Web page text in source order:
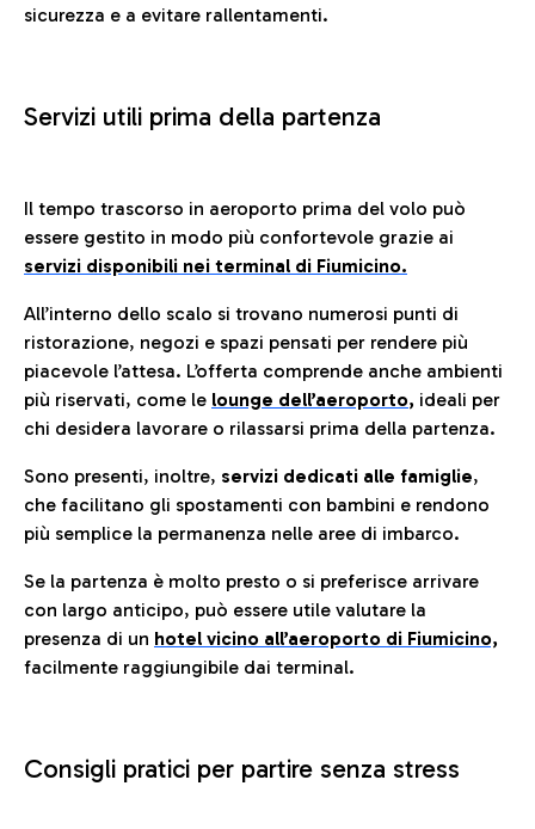
sicurezza e a evitare rallentamenti.
Servizi utili prima della partenza
Il tempo trascorso in aeroporto prima del volo può
essere gestito in modo più confortevole grazie ai
servizi disponibili nei terminal di Fiumicino.
All’interno dello scalo si trovano numerosi punti di
ristorazione, negozi e spazi pensati per rendere più
piacevole l’attesa. L’offerta comprende anche ambienti
più riservati, come le lounge dell’aeroporto, ideali per
chi desidera lavorare o rilassarsi prima della partenza.
Sono presenti, inoltre, servizi dedicati alle famiglie,
che facilitano gli spostamenti con bambini e rendono
più semplice la permanenza nelle aree di imbarco.
Se la partenza è molto presto o si preferisce arrivare
con largo anticipo, può essere utile valutare la
presenza di un hotel vicino all’aeroporto di Fiumicino,
facilmente raggiungibile dai terminal.
Consigli pratici per partire senza stress